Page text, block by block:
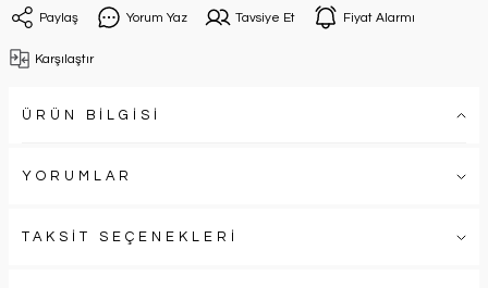
Paylaş Yorum Yaz Tavsiye Et Fiyat Alarmı
Karşılaştır
ÜRÜN BİLGİSİ
YORUMLAR
TAKSİT SEÇENEKLERİ